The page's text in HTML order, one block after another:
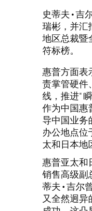
史蒂夫•吉
瑞彬，并汇
地区总裁暨
符标榜。
惠普方面表
责掌管硬件
线，推进“
作为中国惠
导中国业务
办公地点位
太和日本地
惠普亚太和
销售高级副
蒂夫•吉尔
又全然迥异